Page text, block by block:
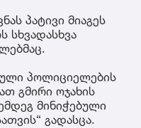
პატივი მიაგეს
სხვადასხვა
პოლიციელების
გმირი ოჯახის
მინიჭებული
გადასცა.